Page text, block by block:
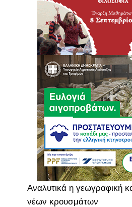
Αναλυτικά η γεωγραφική
νέων κρουσμάτων